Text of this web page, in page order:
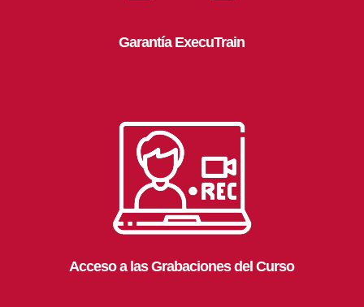
Garantía ExecuTrain
Acceso a las Grabaciones del Curso